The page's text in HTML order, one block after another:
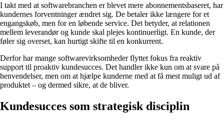
I takt med at softwarebranchen er blevet mere abonnementsbaseret, har
kundernes forventninger ændret sig. De betaler ikke længere for et
engangskøb, men for en løbende service. Det betyder, at relationen
mellem leverandør og kunde skal plejes kontinuerligt. En kunde, der
føler sig overset, kan hurtigt skifte til en konkurrent.
Derfor har mange softwarevirksomheder flyttet fokus fra reaktiv
support til proaktiv kundesucces. Det handler ikke kun om at svare på
henvendelser, men om at hjælpe kunderne med at få mest muligt ud af
produktet – og dermed sikre, at de bliver.
Kundesucces som strategisk disciplin